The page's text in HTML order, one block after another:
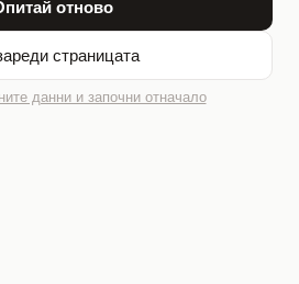
отново
страницата
данни и започни отначало